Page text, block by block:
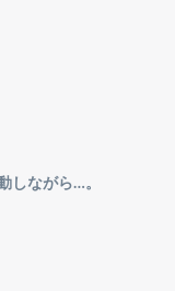
しながら…。